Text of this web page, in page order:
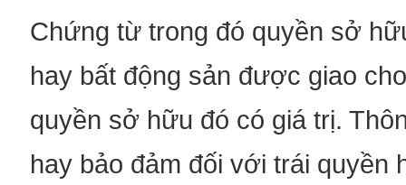
Chứng từ trong đó quyền sở
hay bất động sản được giao
quyền sở hữu đó có giá trị.
hay bảo đảm đối với trái